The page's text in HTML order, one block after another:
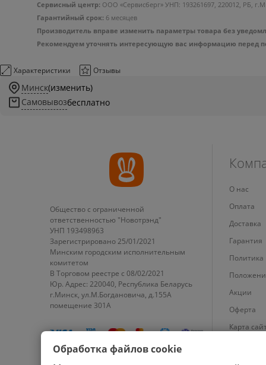
Сервисный центр: ООО «Сервисберг» УНП: 193261697, 220012, РБ,
Гарантийный срок: 6 месяцев
Производитель вправе изменить параметры товара без
Рекомендуем уточнять интересующую вас информацию перед
Характеристики Отзывы
Минск(изменить)
Самовывозбесплатно
Общество с ограниченной
ответственностью "Новотрэнд"
УНП 193498963
Зарегистрировано 25/01/2021
Минским городским исполнительным
комитетом
В Торговом реестре с 08/02/2021
Юр. Адрес: 220040, Республика Беларусь
г.Минск, ул.М.Богдановича, д.155А
помещение 301А
О нас
Оплата
Доставка
Гарантия
Политика
Акции
Оферта
Карта
Обработка файлов cookie